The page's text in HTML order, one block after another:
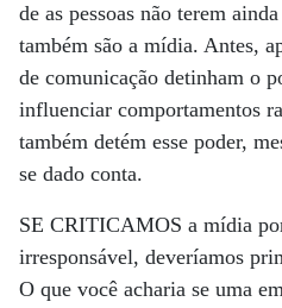
de as pessoas não terem
também são a mídia. Antes,
de comunicação detinham o
influenciar comportamentos
também detém esse poder,
se dado conta.
SE CRITICAMOS a mídia
irresponsável, deveríamos
O que você acharia se uma